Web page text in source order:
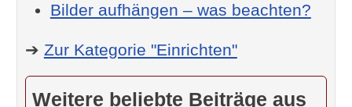
Bilder aufhängen – was beachten?
➔ Zur Kategorie "Einrichten"
Weitere beliebte Beiträge aus